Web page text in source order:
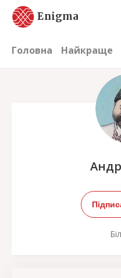
Enigma
Головна Найкраще